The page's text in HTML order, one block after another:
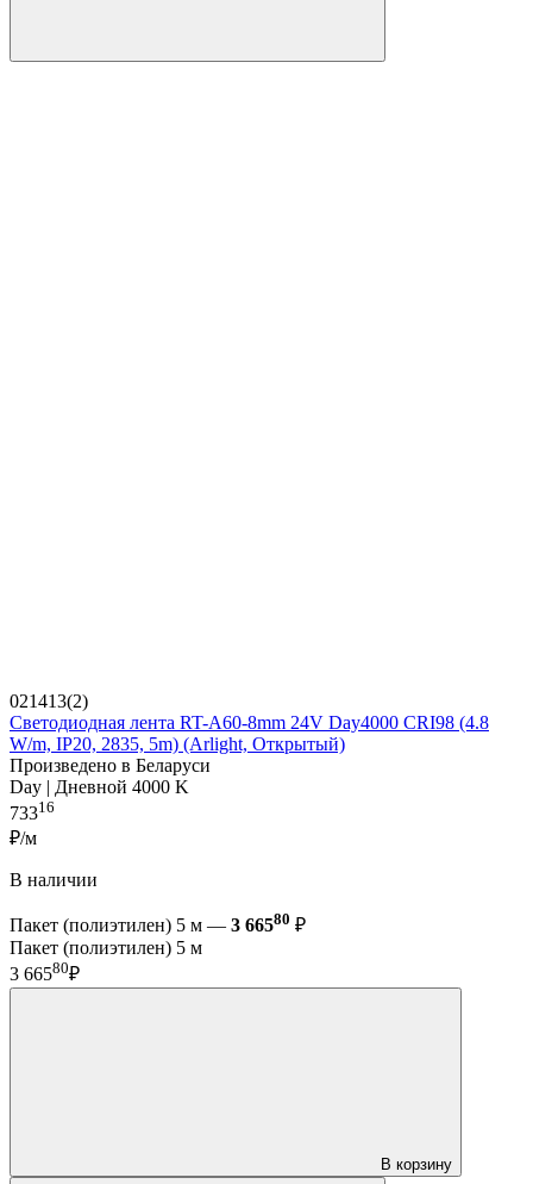
021413(2)
Светодиодная лента RT-A60-8mm 24V Day4000 CRI98 (4.8
W/m, IP20, 2835, 5m) (Arlight, Открытый)
Произведено в Беларуси
Day | Дневной 4000 K
73316
₽/м
В наличии
Пакет (полиэтилен) 5 м — 3 66580 ₽
Пакет (полиэтилен) 5 м
3 66580₽
В корзину